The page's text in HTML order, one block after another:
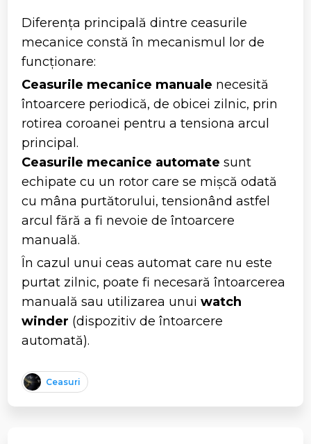
Diferența principală dintre ceasurile
mecanice constă în mecanismul lor de
funcționare:
Ceasurile mecanice manuale necesită
întoarcere periodică, de obicei zilnic, prin
rotirea coroanei pentru a tensiona arcul
principal.
Ceasurile mecanice automate sunt
echipate cu un rotor care se mișcă odată
cu mâna purtătorului, tensionând astfel
arcul fără a fi nevoie de întoarcere
manuală.
În cazul unui ceas automat care nu este
purtat zilnic, poate fi necesară întoarcerea
manuală sau utilizarea unuiwatch
winder (dispozitiv de întoarcere
automată).
Ceasuri